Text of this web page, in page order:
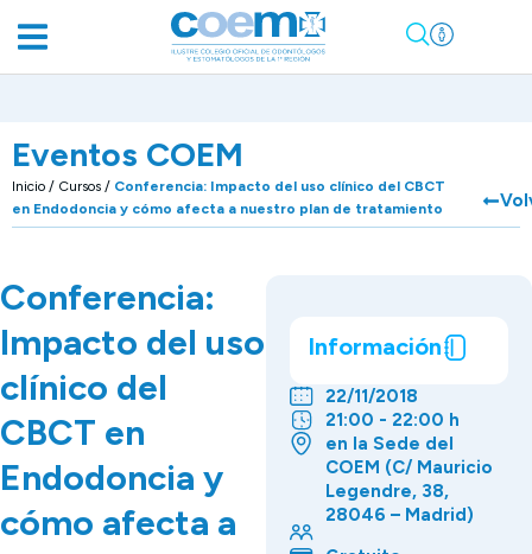
Eventos COEM
Inicio / Cursos / Conferencia: Impacto del uso clínico del CBCT
en Endodoncia y cómo afecta a nuestro plan de tratamiento
Conferencia:
Impacto del uso
clínico del
CBCT en
Endodoncia y
cómo afecta a
Información
22/11/2018
21:00 - 22:00 h
en la Sede del
COEM (C/ Mauricio
Legendre, 38,
28046 – Madrid)